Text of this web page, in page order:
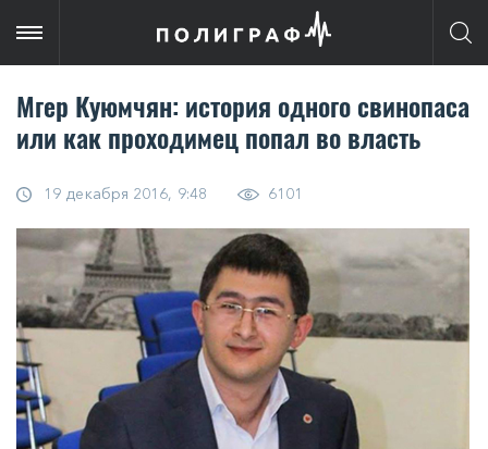
Мгер Куюмчян: история одного свинопаса
или как проходимец попал во власть
19 декабря 2016, 9:48 6101